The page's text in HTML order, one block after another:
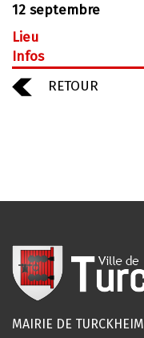
12 septembre
Lieu
Infos
RETOUR
MAIRIE DE TURCKHEIM